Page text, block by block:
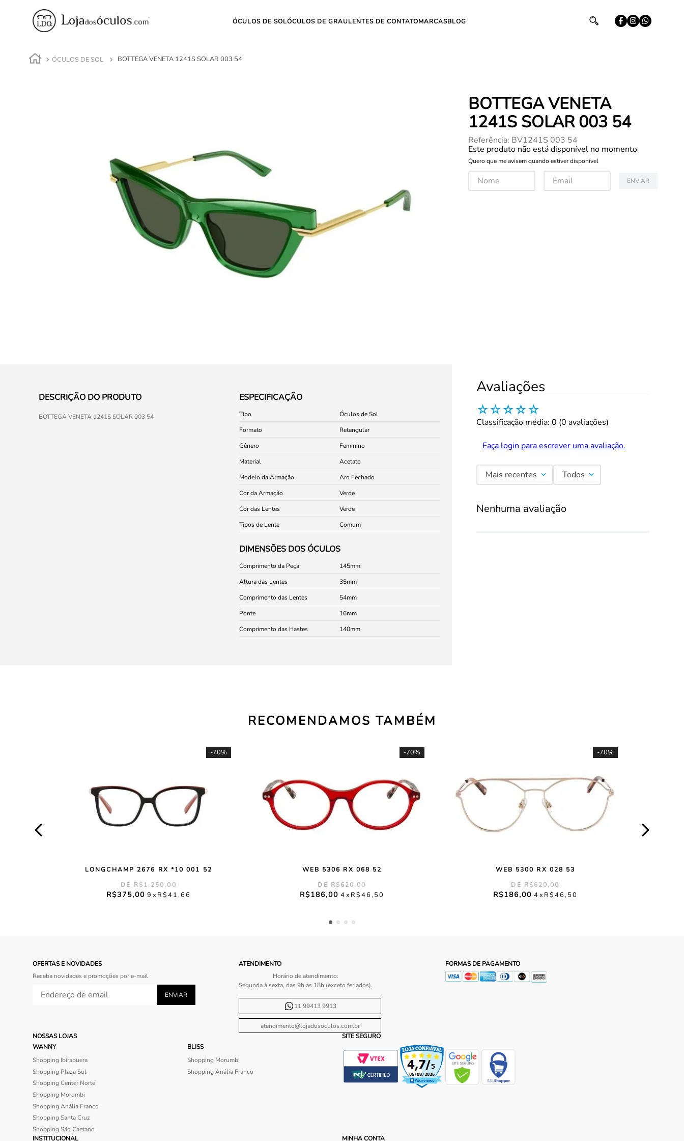
ÓCULOS DE SOLÓCULOS DE GRAULENTES DE CONTATOMARCASBLOG
ÓCULOS DE SOL BOTTEGA VENETA 1241S SOLAR 003 54
BOTTEGA VENETA
1241S SOLAR 003 54
Referência: BV1241S 003 54
Este produto não está disponível no momento
Quero que me avisem quando estiver disponível
ENVIAR
DESCRIÇÃO DO PRODUTO
BOTTEGA VENETA 1241S SOLAR 003 54
ESPECIFICAÇÃO
Tipo
Óculos de Sol
Formato
Retangular
Gênero
Feminino
Material
Acetato
Modelo da Armação
Aro Fechado
Cor da Armação
Verde
Cor das Lentes
Verde
Tipos de Lente
Comum
DIMENSÕES DOS ÓCULOS
Comprimento da Peça
145
Altura das Lentes
35
Comprimento das Lentes
54
Ponte
16
Comprimento das Hastes
140
Avaliações
☆☆☆☆☆
Classificação média: 0 (0 avaliações)
Faça login para escrever uma avaliação.
Mais recentes Todos
Nenhuma avaliação
RECOMENDAMOS TAMBÉM
-70%
LONGCHAMP 2676 RX *10 001 52
R$1.250,00
R$375,00 9 R$41,66
-70%
WEB 5306 RX 068 52
R$620,00
R$186,00 4 R$46,50
-70%
WEB 5300 RX 028 53
R$620,00
R$186,00 4 R$46,50
OFERTAS E NOVIDADES
Receba novidades e promoções por e-mail
ATENDIMENTO
Horário de atendimento:
Segunda à sexta, das 9h às 18h (exceto feriados).
11 99413 9913
atendimento@lojadosoculos.com.br
FORMAS DE PAGAMENTO
NOSSAS LOJAS
WANNY
Shopping Ibirapuera
Shopping Plaza Sul
Shopping Center Norte
Shopping Morumbi
Shopping Anália Franco
Shopping Santa Cruz
Shopping São Caetano
BLISS
Shopping Morumbi
Shopping Anália Franco
SITE SEGURO
INSTITUCIONAL MINHA CONTA